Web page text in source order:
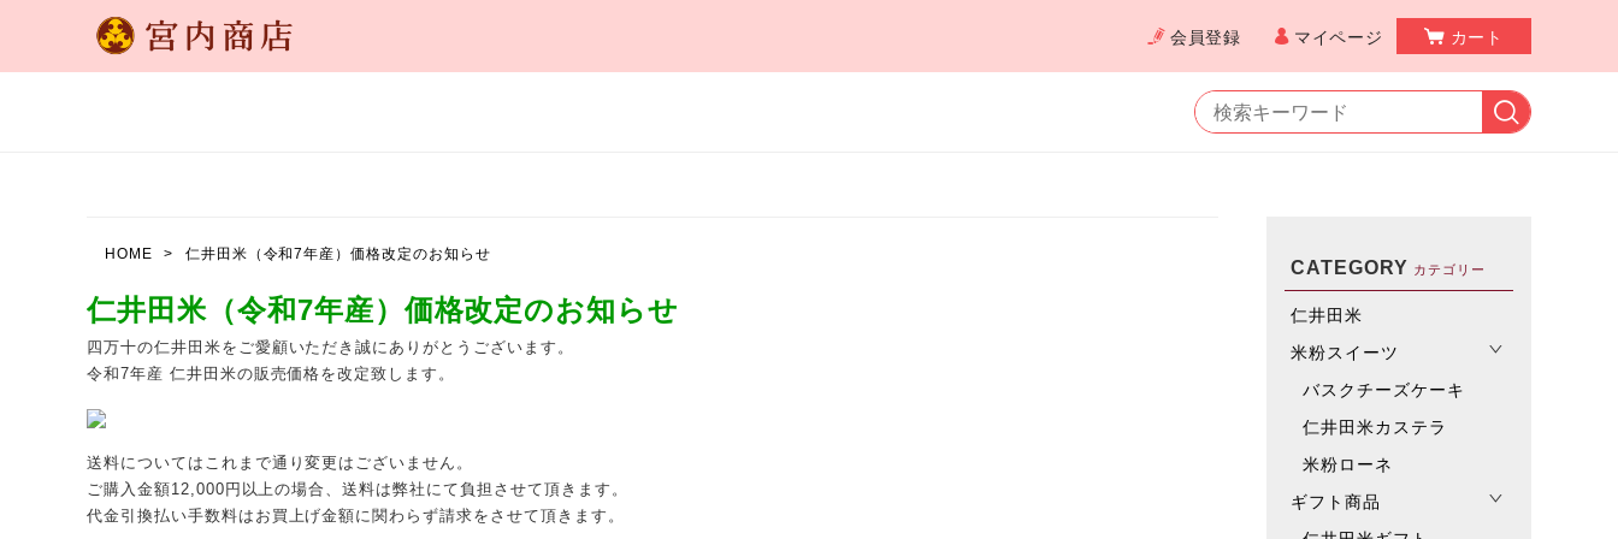
会員登録 マイページ カート
HOME 仁井田米（令和7年産）価格改定のお知らせ
仁井田米（令和7年産）価格改定のお知らせ
四万十の仁井田米をご愛顧いただき誠にありがとうございます。
令和7年産 仁井田米の販売価格を改定致します。
送料についてはこれまで通り変更はございません。
ご購入金額12,000円以上の場合、送料は弊社にて負担させて頂きます。
代金引換払い手数料はお買上げ金額に関わらず請求をさせて頂きます。
CATEGORY カテゴリー
仁井田米
米粉スイーツ
バスクチーズケーキ
仁井田米カステラ
米粉ローネ
ギフト商品